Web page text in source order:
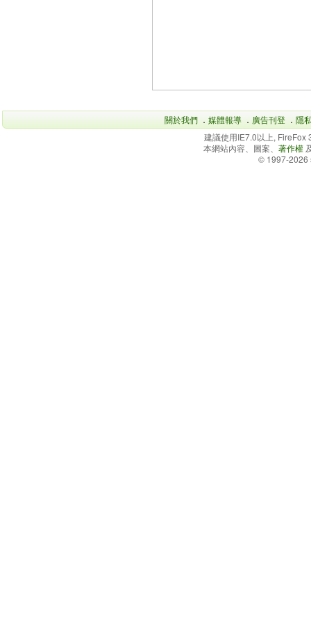
關於我們 ． 媒體報導 ． 廣告刊登 ． 隱
建議使用IE7.0以上,
本網站內容、圖案、 著作權
© 1997-2026